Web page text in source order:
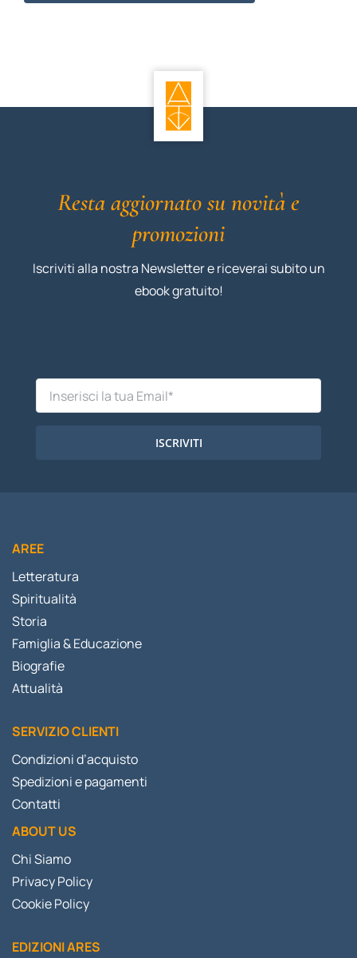
Resta aggiornato su novità e
promozioni
Iscriviti alla nostra Newsletter e riceverai subito un
ebook gratuito!
ISCRIVITI
AREE
Letteratura
Spiritualità
Storia
Famiglia & Educazione
Biografie
Attualità
SERVIZIO CLIENTI
Condizioni d’acquisto
Spedizioni e pagamenti
Contatti
ABOUT US
Chi Siamo
Privacy Policy
Cookie Policy
EDIZIONI ARES